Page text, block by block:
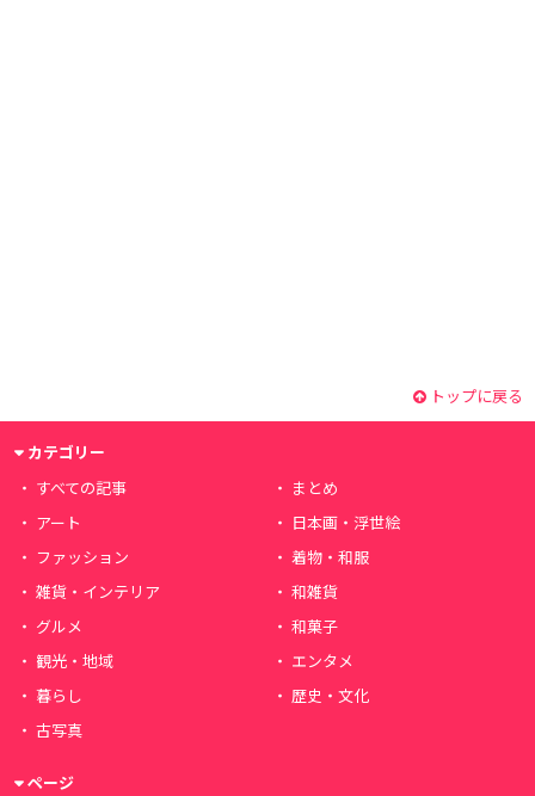
トップに戻る
カテゴリー
すべての記事
まとめ
アート
日本画・浮世絵
ファッション
着物・和服
雑貨・インテリア
和雑貨
グルメ
和菓子
観光・地域
エンタメ
暮らし
歴史・文化
古写真
ページ